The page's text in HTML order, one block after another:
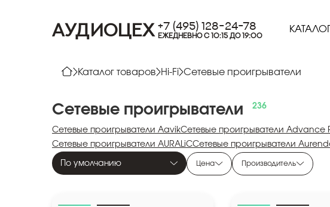
АУДИОЦЕХ +7 (495) 128-24-78
ЕЖЕДНЕВНО С 10:15 ДО 19:00
Каталог товаров Hi-Fi Сетевые проигрыватели
Сетевые проигрыватели
Сетевые проигрыватели AavikСетевые проигрыватели Advance
Сетевые проигрыватели AURALiCСетевые проигрыватели
Сетевые проигрыватели DenonСетевые проигрыватели Gold Note
Сетевые проигрыватели MagnatСетевые проигрыватели Marantz
Цена Производитель
По умолчанию